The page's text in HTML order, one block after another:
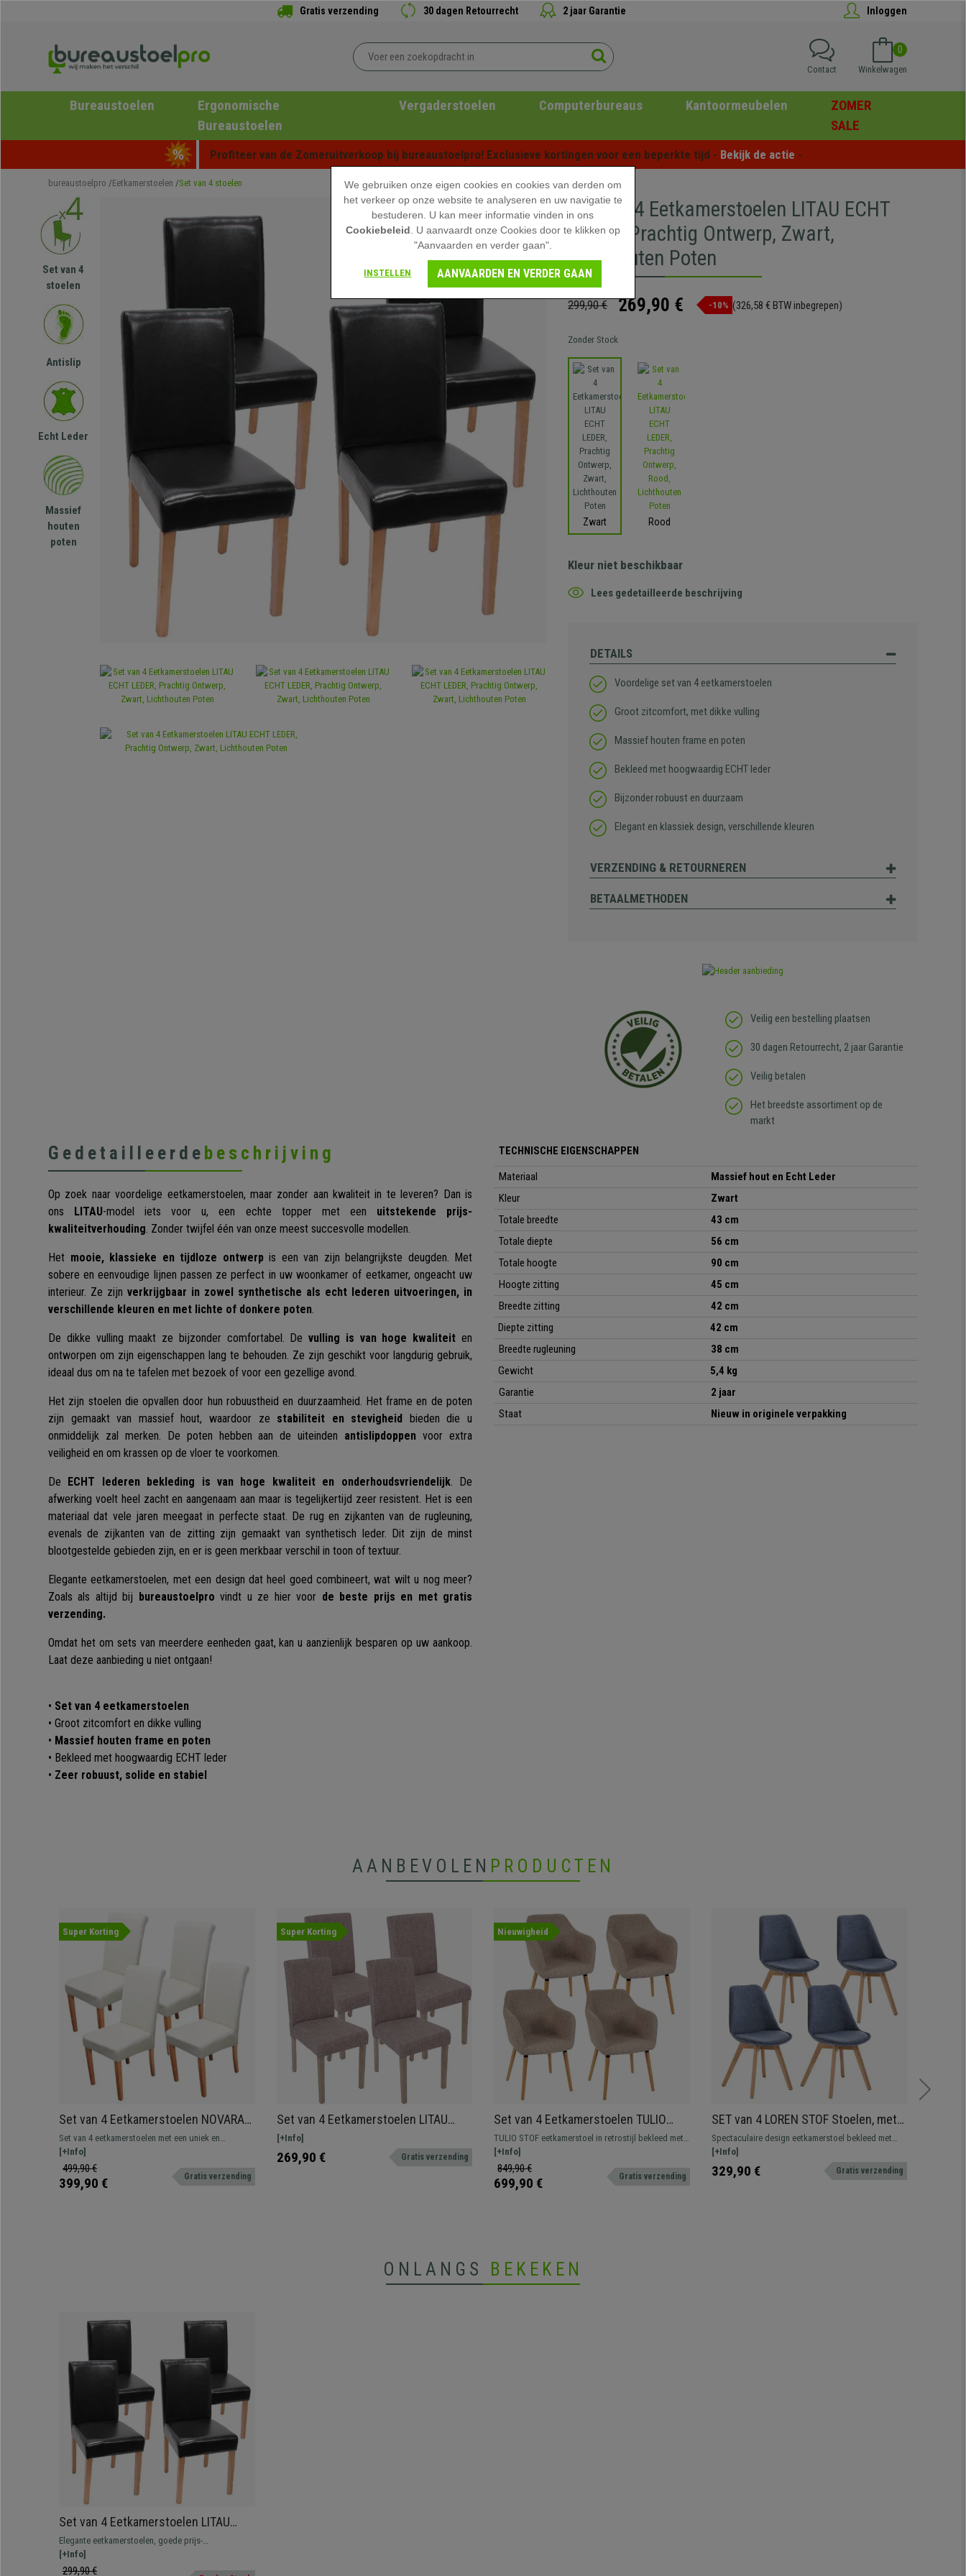
Gratis verzending 30 dagen Retourrecht 2 jaar Garantie Inloggen
0
Winkelwagen
Contact
Bureaustoelen
Ergonomische
Bureaustoelen
Vergaderstoelen Computerbureaus Kantoormeubelen
ZOMER
SALE
Profiteer van de Zomeruitverkoop bij bureaustoelpro! Exclusieve kortingen voor een beperkte tijd - Bekijk de actie -
bureaustoelpro Eetkamerstoelen Set van 4 stoelen
Set van 4
stoelen
Antislip
Echt Leder
Massief
houten
poten
Set van 4 Eetkamerstoelen LITAU ECHT
LEDER, Prachtig Ontwerp, Zwart,
Lichthouten Poten
299,90 € 269,90 € -10% (326,58 € BTW inbegrepen)
Zonder Stock
Zwart Rood
Kleur niet beschikbaar
Lees gedetailleerde beschrijving
DETAILS
Voordelige set van 4 eetkamerstoelen
Groot zitcomfort, met dikke vulling
Massief houten frame en poten
Bekleed met hoogwaardig ECHT leder
Bijzonder robuust en duurzaam
Elegant en klassiek design, verschillende kleuren
VERZENDING & RETOURNEREN
BETAALMETHODEN
Veilig een bestelling plaatsen
30 dagen Retourrecht, 2 jaar Garantie
Veilig betalen
Het breedste assortiment op de
markt
Gedetailleerde beschrijving
Op zoek naar voordelige eetkamerstoelen, maar zonder aan kwaliteit in te leveren? Dan is
ons LITAU-model iets voor u, een echte topper met een uitstekende prijs-
kwaliteitverhouding. Zonder twijfel één van onze meest succesvolle modellen.
Het mooie, klassieke en tijdloze ontwerp is een van zijn belangrijkste deugden. Met
sobere en eenvoudige lijnen passen ze perfect in uw woonkamer of eetkamer, ongeacht uw
interieur. Ze zijn verkrijgbaar in zowel synthetische als echt lederen uitvoeringen, in
verschillende kleuren en met lichte of donkere poten.
De dikke vulling maakt ze bijzonder comfortabel. Devulling is van hoge kwaliteit en
ontworpen om zijn eigenschappen lang te behouden. Ze zijn geschikt voor langdurig gebruik,
ideaal dus om na te tafelen met bezoek of voor een gezellige avond.
Het zijn stoelen die opvallen door hun robuustheid en duurzaamheid. Het frame en de poten
zijn gemaakt van massief hout, waardoor ze stabiliteit en stevigheid bieden die u
onmiddelijk zal merken. De poten hebben aan de uiteinden antislipdoppen voor extra
veiligheid en om krassen op de vloer te voorkomen.
De ECHT lederen bekleding is van hoge kwaliteit en onderhoudsvriendelijk. De
afwerking voelt heel zacht en aangenaam aan maar is tegelijkertijd zeer resistent. Het is een
materiaal dat vele jaren meegaat in perfecte staat. De rug en zijkanten van de rugleuning,
evenals de zijkanten van de zitting zijn gemaakt van synthetisch leder. Dit zijn de minst
blootgestelde gebieden zijn, en er is geen merkbaar verschil in toon of textuur.
Elegante eetkamerstoelen, met een design dat heel goed combineert, wat wilt u nog meer?
Zoals als altijd bij bureaustoelpro vindt u ze hier voor de beste prijs en met gratis
verzending.
Omdat het om sets van meerdere eenheden gaat, kan u aanzienlijk besparen op uw aankoop.
Laat deze aanbieding u niet ontgaan!
• Set van 4 eetkamerstoelen
• Groot zitcomfort en dikke vulling
• Massief houten frame en poten
• Bekleed met hoogwaardig ECHT leder
• Zeer robuust, solide en stabiel
TECHNISCHE EIGENSCHAPPEN
Materiaal
Massief hout en Echt Leder
Kleur
Zwart
Totale breedte
43 cm
Totale diepte
56 cm
Totale hoogte
90 cm
Hoogte zitting
45 cm
Breedte zitting
42 cm
Diepte zitting
42 cm
Breedte rugleuning
38 cm
Gewicht
5,4 kg
Garantie
2 jaar
Staat
Nieuw in originele verpakking
AANBEVOLEN PRODUCTEN
Super Korting
Set van 4 Eetkamerstoelen NOVARA
II, in Beige Echt Leder, Lichthouten
Poten
Set van 4 eetkamerstoelen met een uniek en
exclusief design
[+Info]
499,90 €
399,90 € Gratis verzending
Super Korting
Set van 4 Eetkamerstoelen LITAU
STOF, Prachtig Ontwerp, Grijs met
Natuurlijke Poten
[+Info]
269,90 € Gratis verzending
Nieuwigheid
Set van 4 Eetkamerstoelen TULIO
STOF, met Lichthouten Poten, Kleur
Beige
TULIO STOF eetkamerstoel in retrostijl bekleed met
kwaliteitsstof met stevig frame en massief houten
poten.
[+Info]
849,90 €
699,90 € Gratis verzending
SET van 4 LOREN STOF Stoelen, met
Lichthouten Poten, Blauw
Spectaculaire design eetkamerstoel bekleed met
hoogwaardige stof.
[+Info]
329,90 € Gratis verzending
ONLANGS BEKEKEN
Set van 4 Eetkamerstoelen LITAU
ECHT LEDER, Prachtig Ontwerp,
Zwart, Lichthouten Poten
Elegante eetkamerstoelen, goede prijs-
kwaliteitverhouding. Comfortabel en robuust,
bekleed met echt leder.
[+Info]
299,90 €
We gebruiken onze eigen cookies en cookies van derden om
het verkeer op onze website te analyseren en uw navigatie te
bestuderen. U kan meer informatie vinden in ons
Cookiebeleid . U aanvaardt onze Cookies door te klikken op
"Aanvaarden en verder gaan".
INSTELLEN AANVAARDEN EN VERDER GAAN